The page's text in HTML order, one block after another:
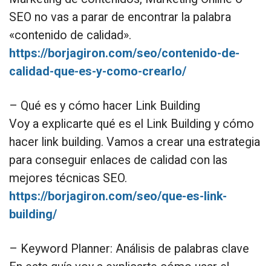
SEO no vas a parar de encontrar la palabra
«contenido de calidad».
https://borjagiron.com/seo/contenido-de-
calidad-que-es-y-como-crearlo/
– Qué es y cómo hacer Link Building
Voy a explicarte qué es el Link Building y cómo
hacer link building. Vamos a crear una estrategia
para conseguir enlaces de calidad con las
mejores técnicas SEO.
https://borjagiron.com/seo/que-es-link-
building/
– Keyword Planner: Análisis de palabras clave